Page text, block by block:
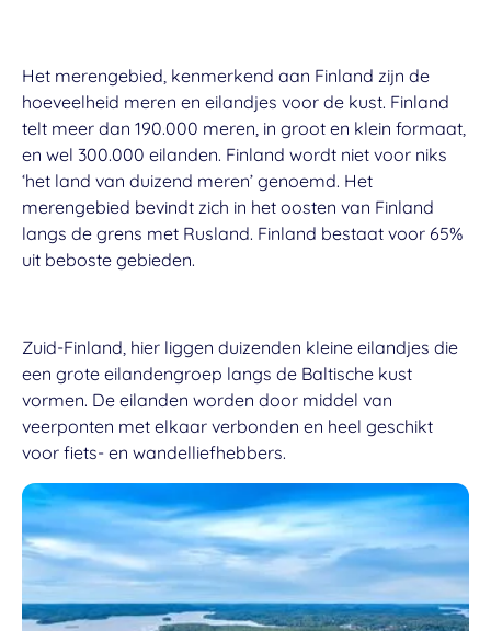
Het merengebied, kenmerkend aan Finland zijn de
hoeveelheid meren en eilandjes voor de kust. Finland
telt meer dan 190.000 meren, in groot en klein formaat,
en wel 300.000 eilanden. Finland wordt niet voor niks
‘het land van duizend meren’ genoemd. Het
merengebied bevindt zich in het oosten van Finland
langs de grens met Rusland. Finland bestaat voor 65%
uit beboste gebieden.
Zuid-Finland, hier liggen duizenden kleine eilandjes die
een grote eilandengroep langs de Baltische kust
vormen. De eilanden worden door middel van
veerponten met elkaar verbonden en heel geschikt
voor fiets- en wandelliefhebbers.